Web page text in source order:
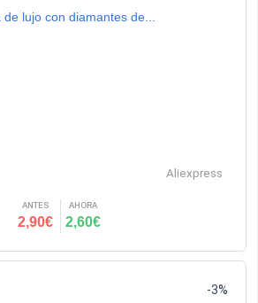
de lujo con diamantes de...
Aliexpress
ANTES
2,90€
AHORA
2,60€
-3%